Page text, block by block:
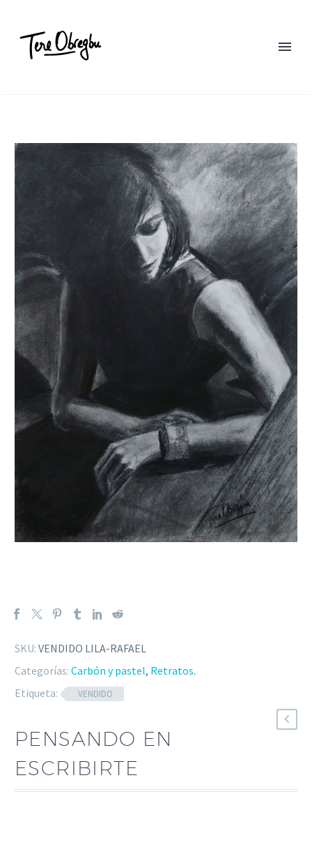
SKU: VENDIDO LILA-RAFAEL
Categorías: Carbón y pastel, Retratos.
Etiqueta:
VENDIDO
PENSANDO EN
ESCRIBIRTE